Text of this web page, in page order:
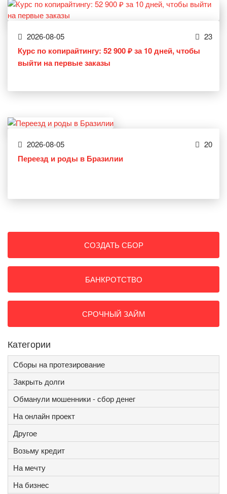
2026-08-05 23
Курс по копирайтингу: 52 900 ₽ за 10 дней, чтобы
выйти на первые заказы
2026-08-05 20
Переезд и роды в Бразилии
СОЗДАТЬ СБОР
БАНКРОТСТВО
СРОЧНЫЙ ЗАЙМ
Категории
Сборы на протезирование
Закрыть долги
Обманули мошенники - сбор денег
На онлайн проект
Другое
Возьму кредит
На мечту
На бизнес